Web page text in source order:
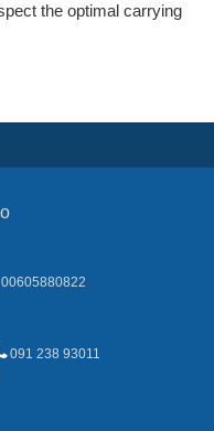
the optimal carrying
091 238 93011